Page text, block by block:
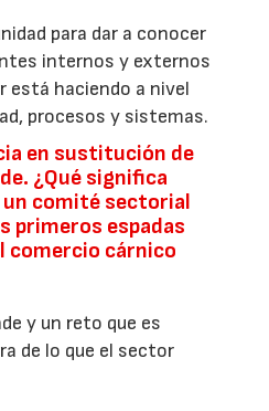
para dar a conocer
internos y externos
está haciendo a nivel
procesos y sistemas.
en sustitución de
¿Qué significa
comité sectorial
primeros espadas
comercio cárnico
y un reto que es
de lo que el sector